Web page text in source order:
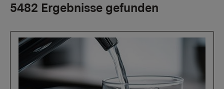
5482 Ergebnisse gefunden